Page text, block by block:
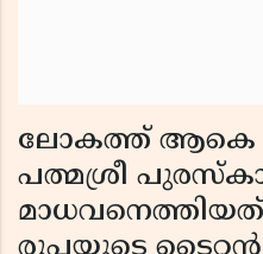
ലോകത്ത് ആകെ
പത്മശ്രീ
മാധവനെത്തിയത്